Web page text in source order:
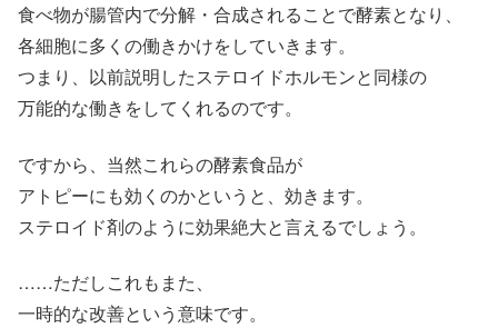
食べ物が腸管内で分解・合成されることで酵素となり、
各細胞に多くの働きかけをしていきます。
つまり、以前説明したステロイドホルモンと同様の
万能的な働きをしてくれるのです。
ですから、当然これらの酵素食品が
アトピーにも効くのかというと、効きます。
ステロイド剤のように効果絶大と言えるでしょう。
……ただしこれもまた、
一時的な改善という意味です。